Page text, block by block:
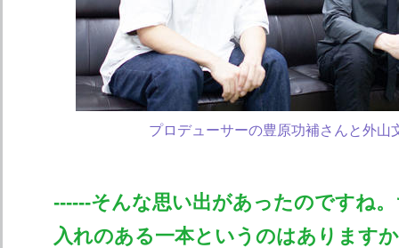
プロデューサーの豊原功補さんと外山
------そんな思い出があったのですね
入れのある一本というのはあります